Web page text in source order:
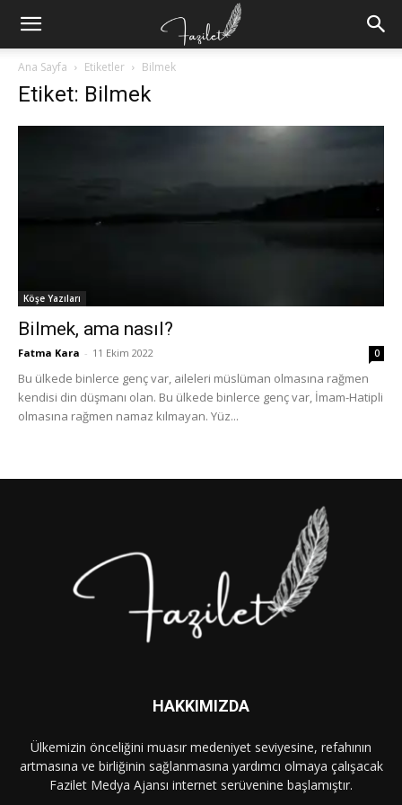
Ana Sayfa Etiketler Bilmek
Etiket: Bilmek
Köşe Yazıları
Bilmek, ama nasıl?
Fatma Kara - 11 Ekim 2022 0
Bu ülkede binlerce genç var, aileleri müslüman olmasına rağmen
kendisi din düşmanı olan. Bu ülkede binlerce genç var, İmam-Hatipli
olmasına rağmen namaz kılmayan. Yüz...
HAKKIMIZDA
Ülkemizin önceliğini muasır medeniyet seviyesine, refahının
artmasına ve birliğinin sağlanmasına yardımcı olmaya çalışacak
Fazilet Medya Ajansı internet serüvenine başlamıştır.